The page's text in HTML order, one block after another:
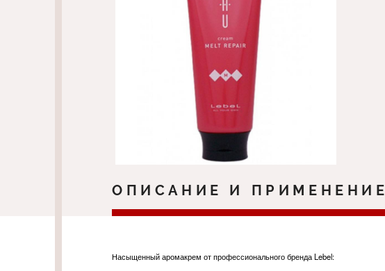
ОПИСАНИЕ И ПРИМЕНЕНИЕ
Насыщенный аромакрем от профессионального бренда Lebel: